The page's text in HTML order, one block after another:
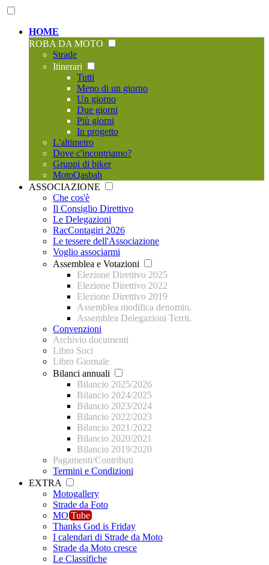
HOME
ROBA DA MOTO
Strade
Itinerari
Tutti
Meno di un giorno
Un giorno
Due giorni
Più giorni
In progetto
L'altimetro
Dove c'incontriamo?
Gruppi di biker
MotoQasbah
ASSOCIAZIONE
Che cos'è
Il Consiglio Direttivo
Le Delegazioni
RacContagiri 2026
Le tessere dell'Associazione
Voglio associarmi
Assemblea e Votazioni
Elezione Direttivo 2025
Elezione Direttivo 2022
Elezione Direttivo 2019
Assemblea modifica denomin.
Assemblea Delegazioni Territ.
Convenzioni
Archivio documenti
Libro Soci
Libro Giornale
Bilanci annuali
Bilancio 2025/2026
Bilancio 2024/2025
Bilancio 2023/2024
Bilancio 2022/2023
Bilancio 2021/2022
Bilancio 2020/2021
Bilancio 2019/2020
Pagamenti/Contributi
Termini e Condizioni
EXTRA
Motogallery
Strade da Foto
MO Tube
Thanks God is Friday
I calendari di Strade da Moto
Strade da Moto cresce
Le Classifiche